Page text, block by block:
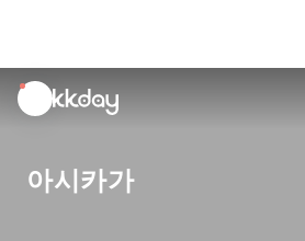
unread
notifications
아시카가